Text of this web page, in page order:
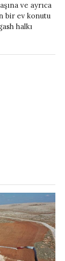
ve ayrıca
bir ev konutu
halkı